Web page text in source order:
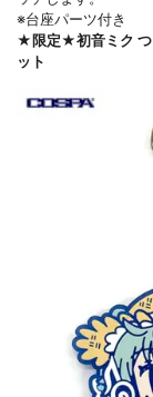
※台座パーツ付き
★限定★初音ミク つ
ット